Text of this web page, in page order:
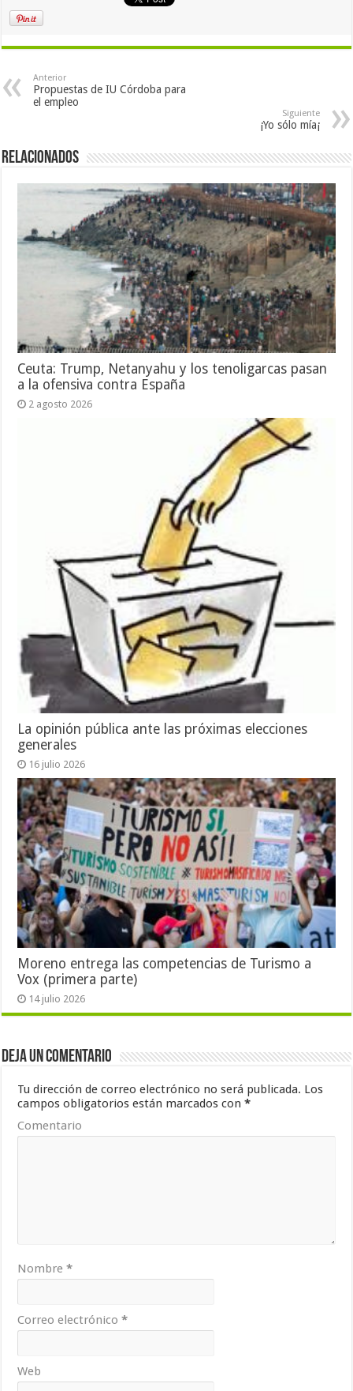
Anterior
Propuestas de IU Córdoba para
el empleo
Siguiente
¡Yo sólo mía¡
Relacionados
Ceuta: Trump, Netanyahu y los tenoligarcas pasan
a la ofensiva contra España
2 agosto 2026
La opinión pública ante las próximas elecciones
generales
16 julio 2026
Moreno entrega las competencias de Turismo a
Vox (primera parte)
14 julio 2026
Deja un comentario
Tu dirección de correo electrónico no será publicada. Los
campos obligatorios están marcados con*
Comentario
Nombre*
Correo electrónico*
Web